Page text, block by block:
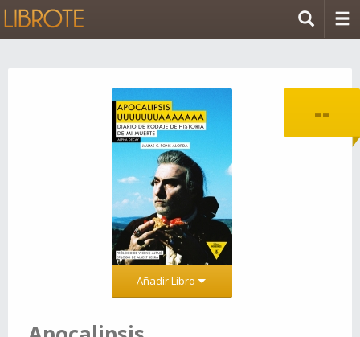
--
Añadir Libro